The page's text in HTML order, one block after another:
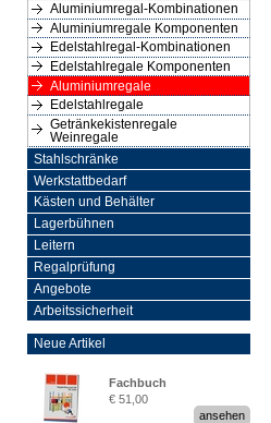
Aluminiumregal-Kombinationen
Aluminiumregale Komponenten
Edelstahlregal-Kombinationen
Edelstahlregale Komponenten
Aluminiumregale
Edelstahlregale
Getränkekistenregale
Weinregale
Stahlschränke
Werkstattbedarf
Kästen und Behälter
Lagerbühnen
Leitern
Regalprüfung
Angebote
Arbeitssicherheit
Neue Artikel
Fachbuch
„Regalprüfung nach DIN
€ 51,00
ansehen